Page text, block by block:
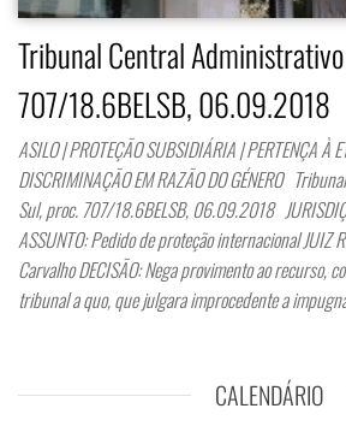
Tribunal Central
707/18.6BELSB, 06.09.2018
ASILO | PROTEÇÃO SUBSIDIÁRIA | PERTENÇA À
DISCRIMINAÇÃO EM RAZÃO DO GÉNERO
Sul, proc. 707/18.6BELSB, 06.09.2018
ASSUNTO: Pedido de proteção internacional JUIZ
Carvalho DECISÃO: Nega provimento ao recurso,
tribunal a quo, que julgara improcedente a
CALENDÁRIO